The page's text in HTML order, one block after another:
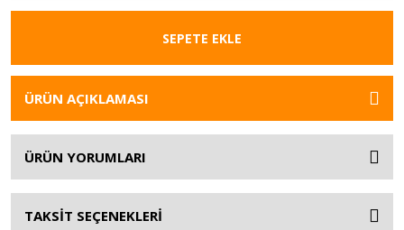
SEPETE EKLE
ÜRÜN AÇIKLAMASI
ÜRÜN YORUMLARI
TAKSİT SEÇENEKLERİ